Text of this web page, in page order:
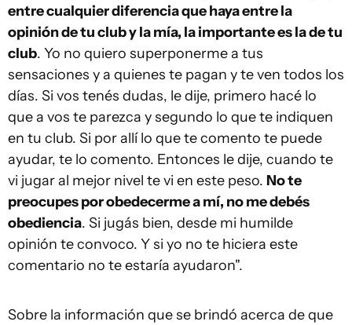
entre cualquier diferencia que haya entre la
opinión de tu club y la mía, la importante es la de tu
club. Yo no quiero superponerme a tus
sensaciones y a quienes te pagan y te ven todos los
días. Si vos tenés dudas, le dije, primero hacé lo
que a vos te parezca y segundo lo que te indiquen
en tu club. Si por allí lo que te comento te puede
ayudar, te lo comento. Entonces le dije, cuando te
vi jugar al mejor nivel te vi en este peso. No te
preocupes por obedecerme a mí, no me debés
obediencia. Si jugás bien, desde mi humilde
opinión te convoco. Y si yo no te hiciera este
comentario no te estaría ayudaron".
Sobre la información que se brindó acerca de que